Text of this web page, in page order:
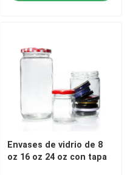
Envases de vidrio de 8
oz 16 oz 24 oz con tapa